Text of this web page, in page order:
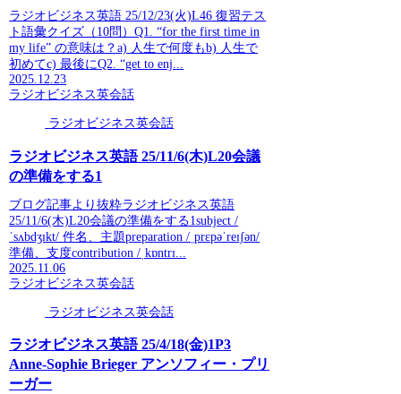
ラジオビジネス英語 25/12/23(火)L46 復習テス
ト語彙クイズ（10問）Q1. “for the first time in
my life” の意味は？a) 人生で何度もb) 人生で
初めてc) 最後にQ2. “get to enj...
2025.12.23
ラジオビジネス英会話
ラジオビジネス英会話
ラジオビジネス英語 25/11/6(木)L20会議
の準備をする1
ブログ記事より抜粋ラジオビジネス英語
25/11/6(木)L20会議の準備をする1subject /
ˈsʌbdʒɪkt/ 件名、主題preparation /ˌprɛpəˈreɪʃən/
準備、支度contribution /ˌkɒntrɪ...
2025.11.06
ラジオビジネス英会話
ラジオビジネス英会話
ラジオビジネス英語 25/4/18(金)1P3
Anne-Sophie Brieger アンソフィー・プリ
ーガー